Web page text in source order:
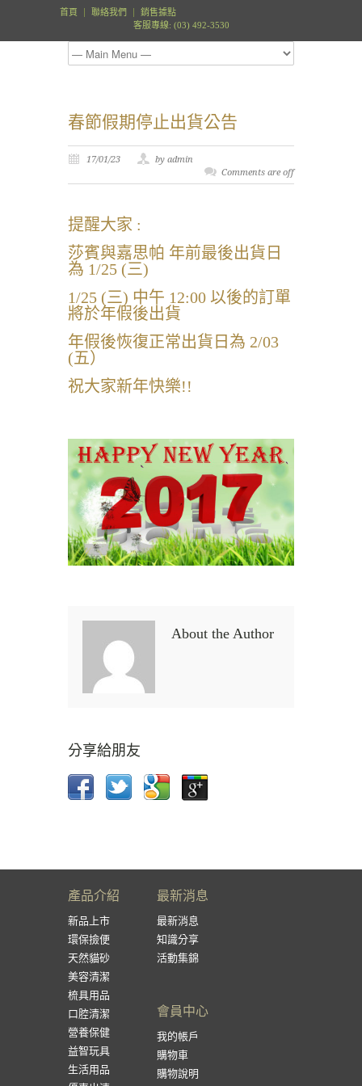
首頁 聯絡我們
銷售據點
客服專線: (03) 492-3530
春節假期停止出貨公告
17/01/23
by admin
Comments are off
提醒大家 :
莎賓與嘉思帕 年前最後出貨日
為 1/25 (三)
1/25 (三) 中午 12:00 以後的訂單
將於年假後出貨
年假後恢復正常出貨日為 2/03
(五）
祝大家新年快樂!!
About the Author
分享給朋友
產品介紹
新品上市
環保撿便
天然貓砂
美容清潔
梳具用品
口腔清潔
營養保健
益智玩具
生活用品
最新消息
最新消息
知識分享
活動集錦
會員中心
我的帳戶
購物車
購物說明